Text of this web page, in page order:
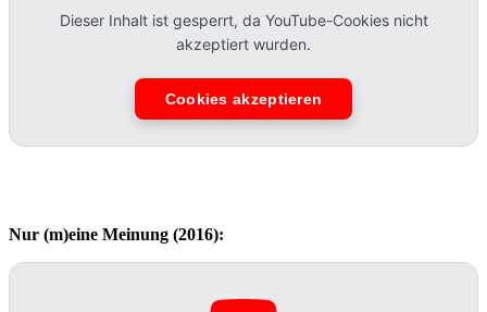
Dieser Inhalt ist gesperrt, da YouTube-Cookies nicht
akzeptiert wurden.
Cookies akzeptieren
Nur (m)eine Meinung (2016):